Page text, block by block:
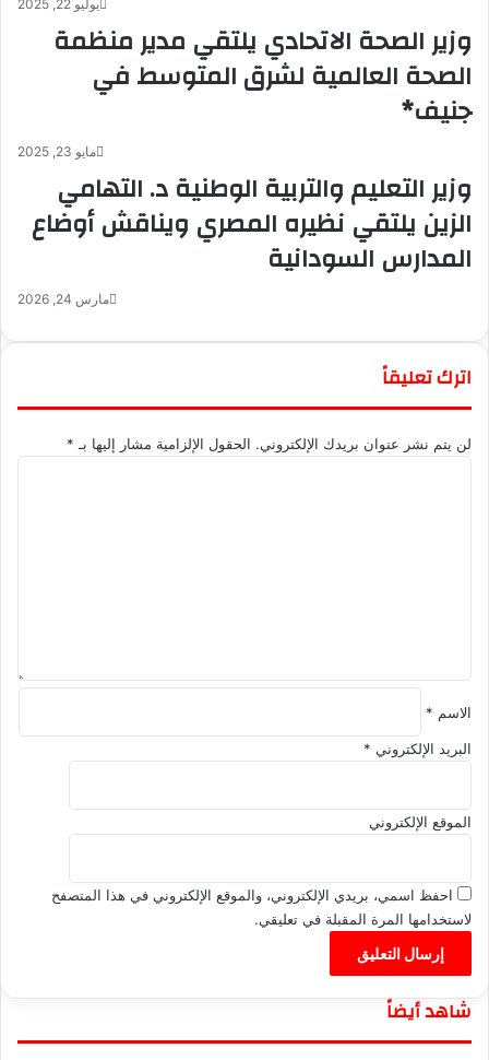
يوليو 22, 2025
وزير الصحة الاتحادي يلتقي مدير منظمة
الصحة العالمية لشرق المتوسط في
جنيف*
مايو 23, 2025
وزير التعليم والتربية الوطنية د. التهامي
الزين يلتقي نظيره المصري ويناقش أوضاع
المدارس السودانية
مارس 24, 2026
اترك تعليقاً
لن يتم نشر عنوان بريدك الإلكتروني. الحقول الإلزامية مشار إليها بـ *
الاسم *
البريد الإلكتروني *
الموقع الإلكتروني
احفظ اسمي، بريدي الإلكتروني، والموقع الإلكتروني في هذا المتصفح
لاستخدامها المرة المقبلة في تعليقي.
شاهد أيضاً
إ